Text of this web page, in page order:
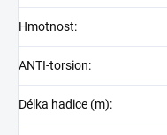
Hmotnost:
ANTI-torsion:
Délka hadice (m):